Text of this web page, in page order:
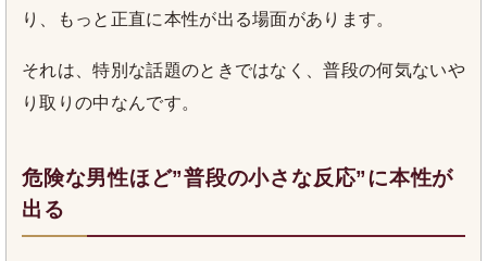
り、もっと正直に本性が出る場面があります。
それは、特別な話題のときではなく、普段の何気ないや
り取りの中なんです。
危険な男性ほど”普段の小さな反応”に本性が
出る